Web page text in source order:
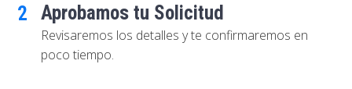
2 Aprobamos tu Solicitud
Revisaremos los detalles y te confirmaremos en
poco tiempo.